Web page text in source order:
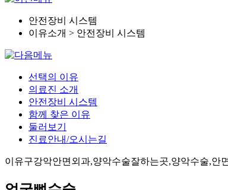
안전장비 시스템
이유소개 > 안전장비 시스템
선택의 이유
의료진 소개
안전장비 시스템
함께 찾은 이유
둘러보기
진료안내/오시는길
이유구강악안면외과,양악수술잘하는곳,양악수술,안